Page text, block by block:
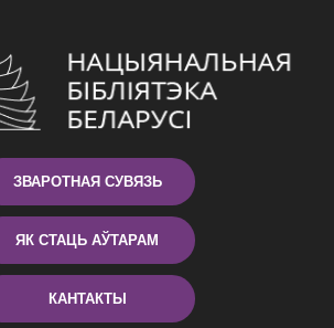
ЗВАРОТНАЯ СУВЯЗЬ
ЯК СТАЦЬ АЎТАРАМ
КАНТАКТЫ